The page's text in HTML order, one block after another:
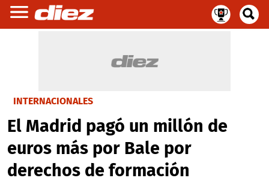
INTERNACIONALES
El Madrid pagó un millón de
euros más por Bale por
derechos de formación